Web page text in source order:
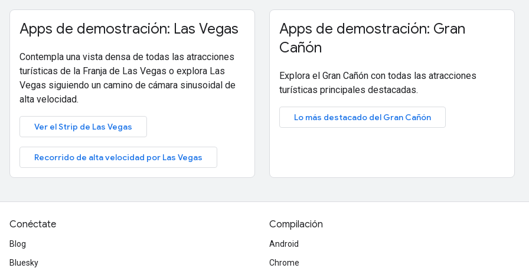
Apps de demostración: Las Vegas
Contempla una vista densa de todas las atracciones
turísticas de la Franja de Las Vegas o explora Las
Vegas siguiendo un camino de cámara sinusoidal de
alta velocidad.
Ver el Strip de Las Vegas
Recorrido de alta velocidad por Las Vegas
Apps de demostración: Gran
Cañón
Explora el Gran Cañón con todas las atracciones
turísticas principales destacadas.
Lo más destacado del Gran Cañón
Conéctate
Blog
Bluesky
Compilación
Android
Chrome